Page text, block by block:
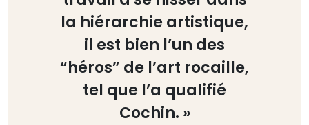
la hiérarchie artistique,
il est bien l’un des
“héros” de l’art rocaille,
tel que l’a qualifié
Cochin. »